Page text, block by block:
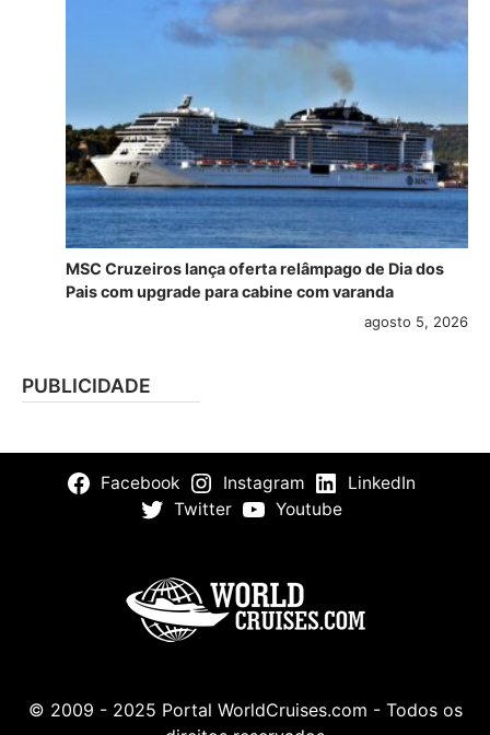
MSC Cruzeiros lança oferta relâmpago de Dia dos
Pais com upgrade para cabine com varanda
agosto 5, 2026
PUBLICIDADE
Facebook Instagram
LinkedIn
Twitter
Youtube
© 2009 - 2025 Portal WorldCruises.com - Todos os